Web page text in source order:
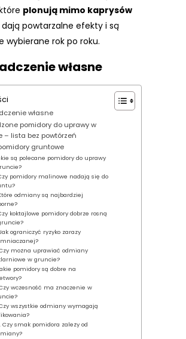
plonują mimo kaprysów
dają powtarzalne efekty i są
wybierane rok po roku.
własne
własne
pomidory do uprawy w
– lista bez powtórzeń
gruntowe
są polecane pomidory do uprawy
pomidory malinowe nadają się do
odmiany są najbardziej
koktajlowe pomidory dobrze rosną
ograniczyć ryzyko zarazy
można uprawiać odmiany
w gruncie?
pomidory są dobre na
wczesność ma znaczenie w
wszystkie odmiany wymagają
Czy smak pomidora zależy od